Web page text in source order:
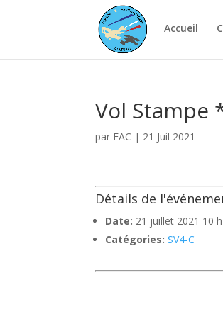
Accueil
Vol
par EAC | 21 Juil 2021
Détails de
Date: 21 juillet 2021 10
Catégories: SV4-C